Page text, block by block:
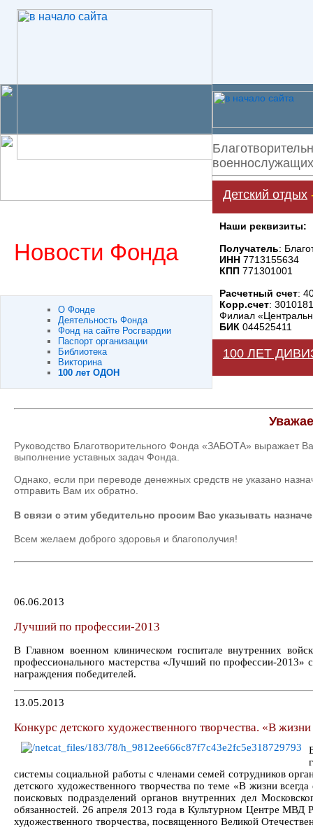
Детский отдых
Новости Фонда
О Фонде
Деятельность Фонда
Фонд на сайте Росгвардии
Паспорт организации
Библиотека
Викторина
100 лет ОДОН
Наши реквизиты:
Получатель:
ИНН 7713155634
КПП 771301001
Расчетный счет:
Корр.счет:
Филиал
БИК 044525411
100 ЛЕТ
Руководство Благотворительного Фонда «ЗАБОТА» выражает
выполнение уставных задач Фонда.
Однако, если при переводе денежных средств не указано
отправить Вам их обратно.
В связи с этим убедительно просим Вас указывать
Всем желаем доброго здоровья и благополучия!
06.06.2013
Лучший по профессии-2013
В Главном военном клиническом госпитале внутренних
профессионального мастерства «Лучший по профессии-
награждения победителей.
13.05.2013
Конкурс детского художественного творчества. «В
системы социальной работы с членами семей сотрудников
детского художественного творчества по теме «В жизни
поисковых подразделений органов внутренних дел
обязанностей. 26 апреля 2013 года в Культурном Центре МВД
художественного творчества, посвященного Великой